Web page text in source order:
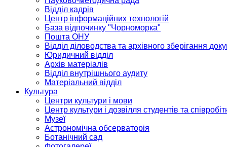
Відділ кадрів
Центр інформаційних технологій
База відпочинку "Чорноморка"
Пошта ОНУ
Відділ діловодства та архівного зберігання
Юридичний відділ
Архів матеріалів
Відділ внутрішнього аудиту
Матеріальний відділ
Культура
Центри культури і мови
Центр культури і дозвілля студентів та
Музеї
Астрономічна обсерваторія
Ботанічний сад